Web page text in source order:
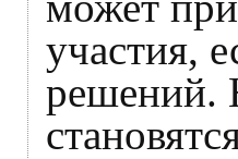
участия,
решений.